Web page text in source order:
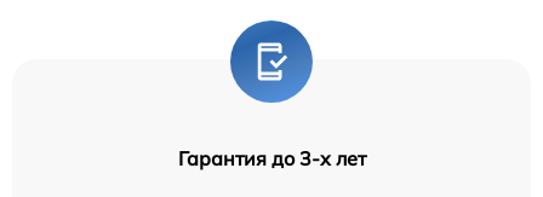
Гарантия до 3-х лет